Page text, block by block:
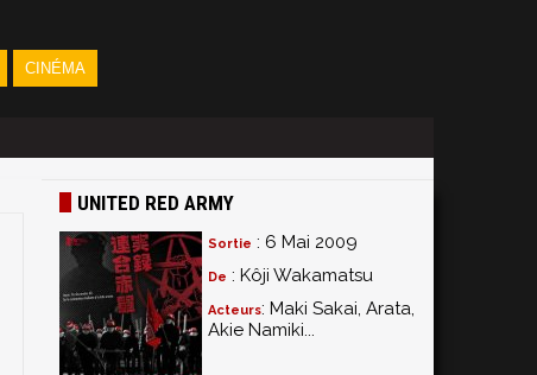
CINÉMA
UNITED RED ARMY
Sortie : 6 Mai 2009
De : Kôji Wakamatsu
Acteurs: Maki Sakai, Arata,
Akie Namiki...